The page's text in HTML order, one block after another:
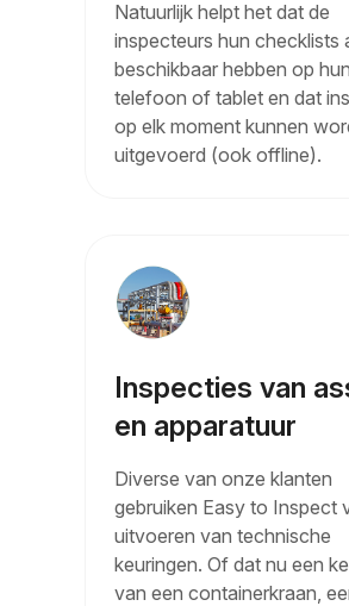
Natuurlijk helpt het dat de
inspecteurs hun checklists
beschikbaar hebben op hun
telefoon of tablet en dat
op elk moment kunnen
uitgevoerd (ook offline).
Inspecties van
en apparatuur
Diverse van onze klanten
gebruiken Easy to Inspect
uitvoeren van technische
keuringen. Of dat nu een
van een containerkraan,